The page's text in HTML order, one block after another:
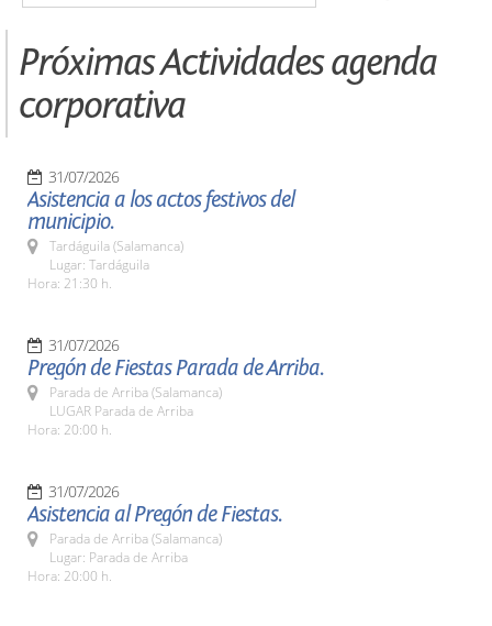
Próximas Actividades agenda
corporativa
31/07/2026
Asistencia a los actos festivos del
municipio.
Tardáguila (Salamanca)
Lugar: Tardáguila
Hora: 21:30 h.
31/07/2026
Pregón de Fiestas Parada de Arriba.
Parada de Arriba (Salamanca)
LUGAR Parada de Arriba
Hora: 20:00 h.
31/07/2026
Asistencia al Pregón de Fiestas.
Parada de Arriba (Salamanca)
Lugar: Parada de Arriba
Hora: 20:00 h.